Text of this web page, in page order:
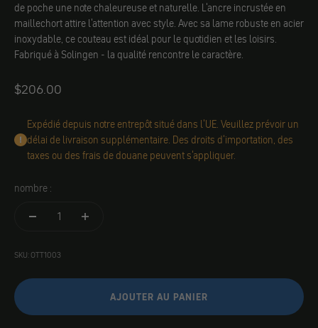
de poche une note chaleureuse et naturelle. L'ancre incrustée en
maillechort attire l'attention avec style. Avec sa lame robuste en acier
inoxydable, ce couteau est idéal pour le quotidien et les loisirs.
Fabriqué à Solingen - la qualité rencontre le caractère.
Angebot
$206.00
Expédié depuis notre entrepôt situé dans l'UE. Veuillez prévoir un
délai de livraison supplémentaire. Des droits d'importation, des
taxes ou des frais de douane peuvent s'appliquer.
nombre :
SKU: OTT1003
AJOUTER AU PANIER